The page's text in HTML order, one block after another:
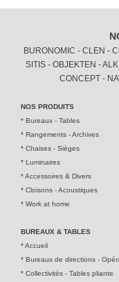
BURONOMIC - CLEN -
SITIS - OBJEKTEN -
CONCEPT -
NOS PRODUITS
* Bureaux - Tables
* Rangements - Archives
* Chaises - Sièges
* Luminaires
*Accessoires & Divers
* Cloisons - Acoustiques
* Work at home
BUREAUX & TABLES
*Accueil
* Bureaux de directions -
* Collectivités - Tables pliante